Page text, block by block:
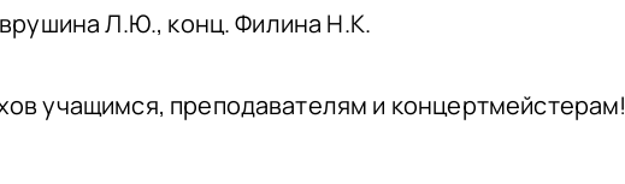
Л.Ю., конц. Филина Н.К.
учащимся, преподавателям и концертмейстерам!